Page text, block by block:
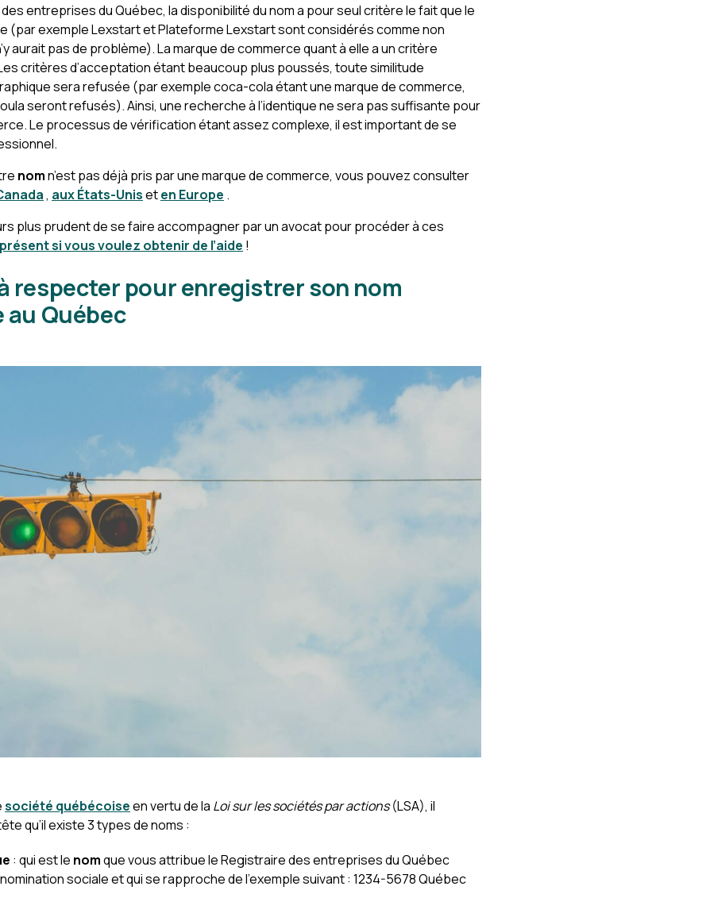
entreprises du Québec, la disponibilité du nom a pour seul critère le fait que le
(par exemple Lexstart et Plateforme Lexstart sont considérés comme non
aurait pas de problème). La marque de commerce quant à elle a un critère
critères d’acceptation étant beaucoup plus poussés, toute similitude
sera refusée (par exemple coca-cola étant une marque de commerce,
seront refusés). Ainsi, une recherche à l’identique ne sera pas suffisante pour
Le processus de vérification étant assez complexe, il est important de se
nomn’est pas déjà pris par une marque de commerce, vous pouvez consulter
, aux États-Uniseten Europe .
plus prudent de se faire accompagner par un avocat pour procéder à ces
si vous voulez obtenir de l’aide !
respecter pour enregistrer son nom
Québec
société québécoiseen vertu de la Loi sur les sociétés par actions(LSA), il
qu’il existe 3 types de noms :
: qui est le nomque vous attribue le Registraire des entreprises du Québec
sociale et qui se rapproche de l’exemple suivant : 1234-5678 Québec